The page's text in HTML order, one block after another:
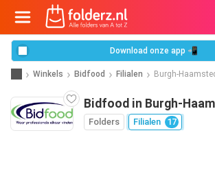
Download onze app 📲
Winkels Bidfood Filialen Burgh-
Bidfood in Burgh-
Folders Filialen 17